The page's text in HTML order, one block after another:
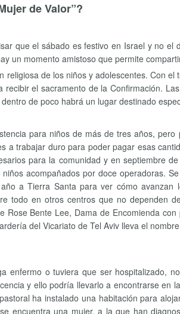
de Valor”?
que el sábado es festivo en Israel y no
un momento amistoso que permite
religiosa de los niños y adolescentes. Con
el sacramento de la Confirmación.
de poco habrá un lugar destinado
para niños de más de tres años,
a trabajar duro para poder pagar esas
para la comunidad y en septiembre
acompañados por doce operadoras.
a Tierra Santa para ver cómo
todo en otros centros que no dependen
Rose Bente Lee, Dama de Encomienda
del Vicariato de Tel Aviv lleva el
enfermo o tuviera que ser hospitalizado,
y ello podría llevarlo a encontrarse en
ha instalado una habitación para
encuentra una mujer, a la que han